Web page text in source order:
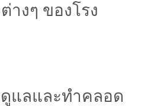
งๆ ของโรง
แลและทำคลอด